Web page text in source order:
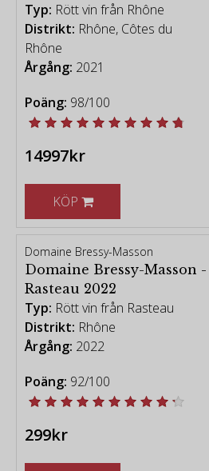
Typ: Rött vin från Rhône
Distrikt: Rhône, Côtes du
Rhône
Årgång: 2021
Poäng: 98/100
14997kr
KÖP
Domaine Bressy-Masson
Domaine Bressy-Masson -
Rasteau 2022
Typ: Rött vin från Rasteau
Distrikt: Rhône
Årgång: 2022
Poäng: 92/100
299kr